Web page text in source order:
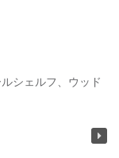
シェルフ、ウッド